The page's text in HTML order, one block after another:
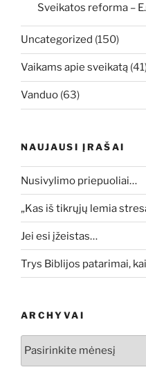
Sveikatos reforma –
Uncategorized (150)
Vaikams apie sveikatą
Vanduo (63)
NAUJAUSI ĮRAŠAI
Nusivylimo priepuoliai…
„Kas iš tikrųjų lemia
Jei esi įžeistas…
Trys Biblijos patarimai,
ARCHYVAI